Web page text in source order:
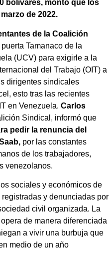
bolívares, monto que los
de 2022.
de la Coalición
Tamanaco de la
(UCV) para exigirle a la
del Trabajo (OIT) a
dirigentes sindicales
esto tras las recientes
en Venezuela. Carlos
Sindical, informó que
pedir la renuncia del
por las constantes
de los trabajadores,
venezolanos.
sociales y económicos de
y denunciadas por
civil organizada. La
de manera diferenciada
a vivir una burbuja que
medio de un año